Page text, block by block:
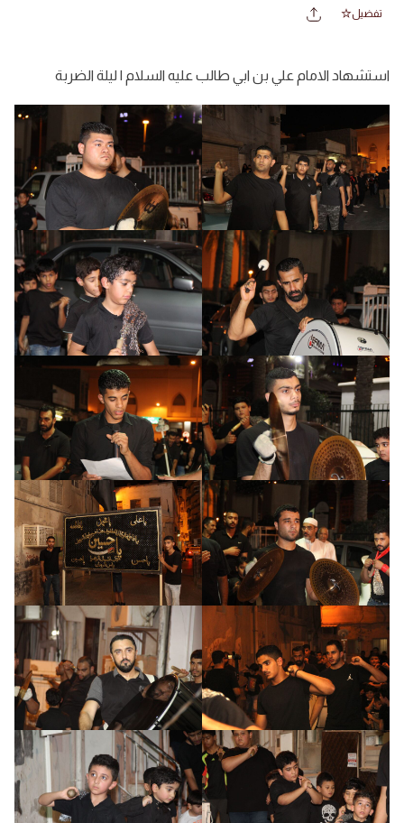
تفضيل
استشهاد الامام علي بن ابي طالب عليه السلام | ليلة الضربة